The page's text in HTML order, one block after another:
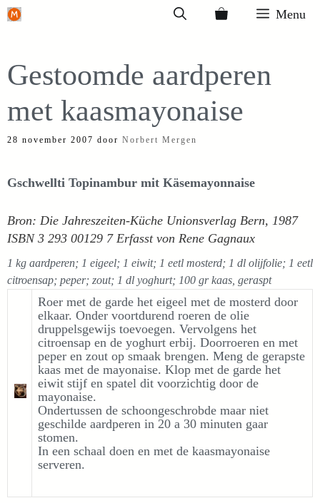
Ga
inhoud
Menu
Gestoomde aardperen
met kaasmayonaise
28 november 2007 door Norbert Mergen
Gschwellti Topinambur mit Käsemayonnaise
Bron: Die Jahreszeiten-Küche Unionsverlag Bern, 1987
ISBN 3 293 00129 7 Erfasst von Rene Gagnaux
1 kg aardperen; 1 eigeel; 1 eiwit; 1 eetl mosterd; 1 dl olijfolie; 1 eetl
citroensap; peper; zout; 1 dl yoghurt; 100 gr kaas, geraspt
Roer met de garde het eigeel met de mosterd door
elkaar. Onder voortdurend roeren de olie
druppelsgewijs toevoegen. Vervolgens het
citroensap en de yoghurt erbij. Doorroeren en met
peper en zout op smaak brengen. Meng de gerapste
kaas met de mayonaise. Klop met de garde het
eiwit stijf en spatel dit voorzichtig door de
mayonaise.
Ondertussen de schoongeschrobde maar niet
geschilde aardperen in 20 a 30 minuten gaar
stomen.
In een schaal doen en met de kaasmayonaise
serveren.